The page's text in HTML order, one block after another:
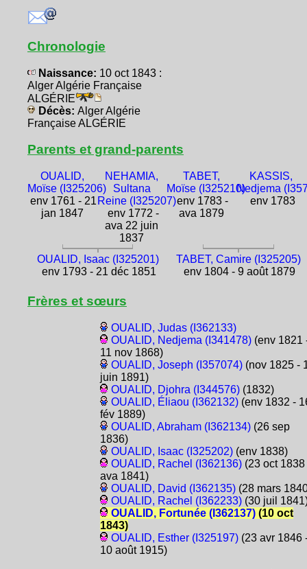
Chronologie
Naissance: 10 oct 1843 :
Alger Algérie Française
ALGÉRIE
Décès: Alger Algérie
Française ALGÉRIE
Parents et grand-parents
OUALID,
Moïse (I325206)
env 1761 - 21
jan 1847
NEHAMIA,
Sultana
Reine (I325207)
env 1772 -
ava 22 juin
1837
TABET,
Moïse (I325210)
env 1783 -
ava 1879
KASSIS,
Nedjema
env 1783
OUALID, Isaac (I325201)
env 1793 - 21 déc 1851
TABET, Camire (I325205)
env 1804 - 9 août 1879
Frères et sœurs
OUALID, Judas (I362133)
OUALID, Nedjema (I341478)(env 1821
11 nov 1868)
OUALID, Joseph (I357074)(nov 1825 -
juin 1891)
OUALID, Djohra (I344576)(1832)
OUALID, Éliaou (I362132)(env 1832 -
fév 1889)
OUALID, Abraham (I362134)(26 sep
1836)
OUALID, Isaac (I325202)(env 1838)
OUALID, Rachel (I362136)(23 oct 1838
ava 1841)
OUALID, David (I362135)(28 mars
OUALID, Rachel (I362233)(30 juil
OUALID, Fortunée (I362137)(10 oct
1843)
OUALID, Esther (I325197)(23 avr 1846
10 août 1915)